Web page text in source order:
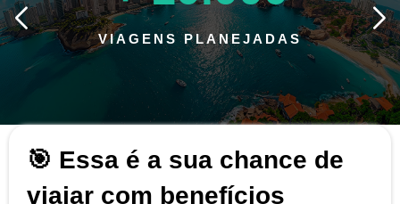
VIAGENS PLANEJADAS
🎯 Essa é a sua chance de
viajar com benefícios